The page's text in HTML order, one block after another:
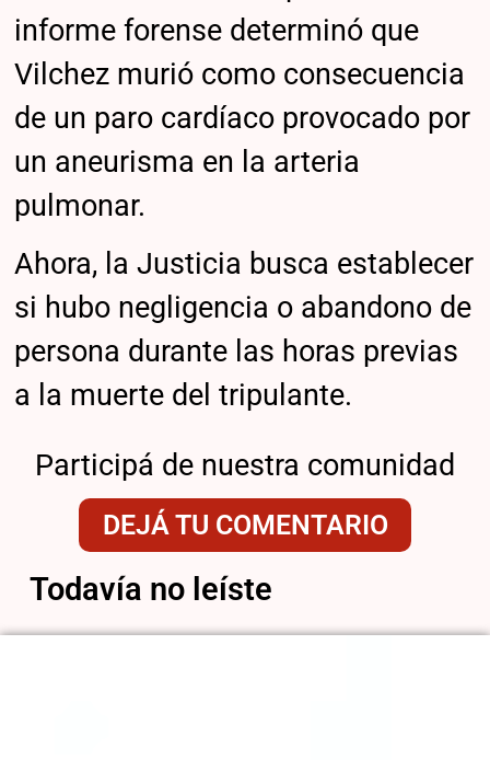
informe forense determinó que
Vilchez murió como consecuencia
de un paro cardíaco provocado por
un aneurisma en la arteria
pulmonar.
Ahora, la Justicia busca establecer
si hubo negligencia o abandono de
persona durante las horas previas
a la muerte del tripulante.
Participá de nuestra comunidad
DEJÁ TU COMENTARIO
Todavía no leíste